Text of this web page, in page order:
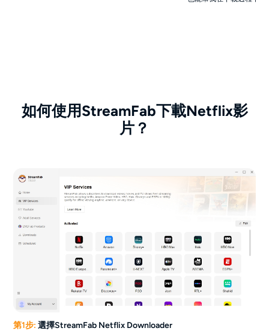
如何使用StreamFab下載Netflix影
片？
第1步: 選擇StreamFab Netflix Downloader